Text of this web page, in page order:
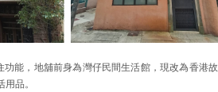
能，地舖前身為灣仔民間生活館，現改為香港故
品。